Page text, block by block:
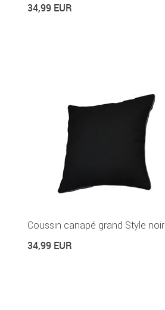
34,99 EUR
Coussin canapé grand Style noir
34,99 EUR